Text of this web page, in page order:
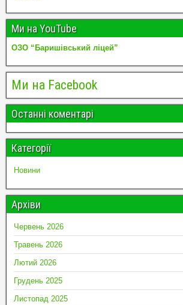
Ми на YouTube
ОЗО “Баришівський ліцей”
Ми на Facebook
Останні коментарі
Категорії
Новини
Архіви
Червень 2026
Травень 2026
Лютий 2026
Грудень 2025
Листопад 2025